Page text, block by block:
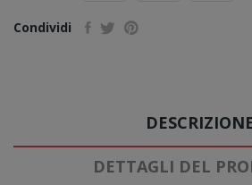
Condividi
DETTAGLI DEL